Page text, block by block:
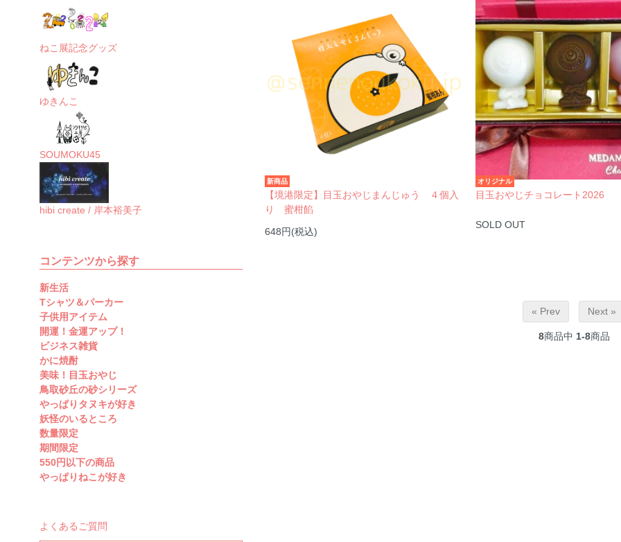
新商品
【境港限定】目玉おやじまんじゅう ４個入
り 蜜柑餡
648円(税込)
オリジナル
目玉おやじチョコレート2026
SOLD OUT
« Prev Next »
8商品中 1-8商品
ねこ展記念グッズ
ゆきんこ
SOUMOKU45
hibi create / 岸本裕美子
コンテンツから探す
新生活
Tシャツ＆パーカー
子供用アイテム
開運！金運アップ！
ビジネス雑貨
かに焼酎
美味！目玉おやじ
鳥取砂丘の砂シリーズ
やっぱりタヌキが好き
妖怪のいるところ
数量限定
期間限定
550円以下の商品
やっぱりねこが好き
よくあるご質問